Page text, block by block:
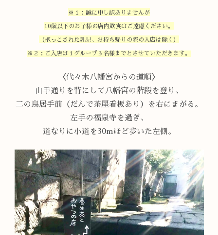
※１：誠に申し訳ありませんが
10歳以下のお子様の店内飲食はご遠慮ください。
（抱っこされた乳児、お持ち帰りの際の入店は除く）
※２：ご入店は１グループ３名様までとさせていただきます。
〈代々木八幡宮からの道順〉
山手通りを背にして八幡宮の階段を登り、
二の鳥居手前（だんで茶屋看板あり）を右にまがる。
左手の福泉寺を過ぎ、
道なりに小道を30mほど歩いた左側。